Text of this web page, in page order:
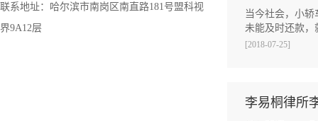
联系地址：哈尔滨市南岗区南直路181号盟科视
界9A12层
当今社会，小
未能及时还款
[2018-07-25]
李易桐律所